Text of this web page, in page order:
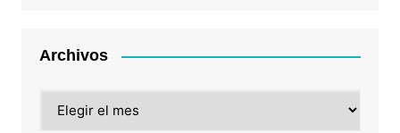
Archivos